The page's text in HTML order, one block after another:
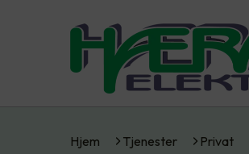
Hjem Tjenester Privat